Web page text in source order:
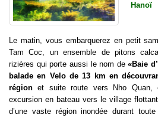
Hanoï
Le matin, vous embarquerez en petit
Tam Coc, un ensemble de pitons
rizières qui porte aussi le nom de«Baie
balade en Velo de 13 km en
région et suite route vers Nho Quan,
excursion en bateau vers le village
d’une vaste région inondée durant